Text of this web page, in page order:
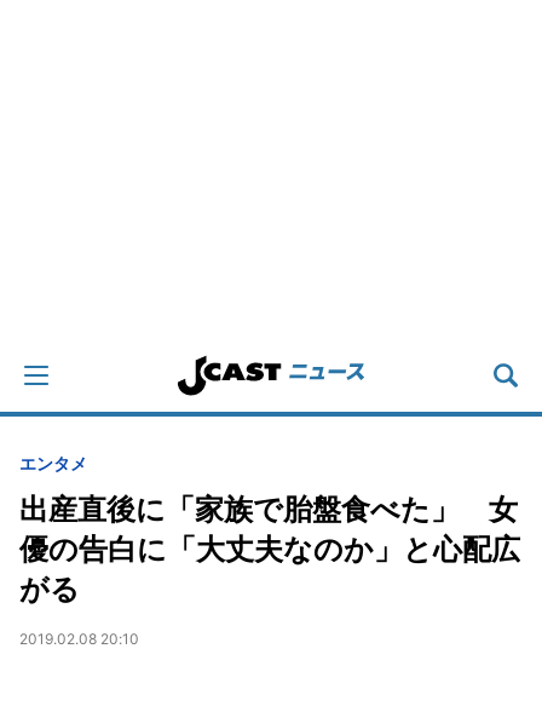
エンタメ
出産直後に「家族で胎盤食べた」 女
優の告白に「大丈夫なのか」と心配広
がる
2019.02.08 20:10